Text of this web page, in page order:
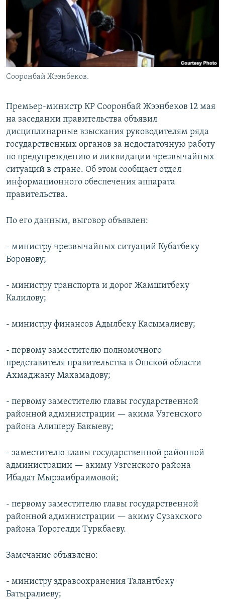
Сооронбай Жээнбеков.
Премьер-министр КР Сооронбай Жээнбеков 12 мая
на заседании правительства объявил
дисциплинарные взыскания руководителям ряда
государственных органов за недостаточную работу
по предупреждению и ликвидации чрезвычайных
ситуаций в стране. Об этом сообщает отдел
информационного обеспечения аппарата
правительства.
По его данным, выговор объявлен:
- министру чрезвычайных ситуаций Кубатбеку
Боронову;
- министру транспорта и дорог Жамшитбеку
Калилову;
- министру финансов Адылбеку Касымалиеву;
- первому заместителю полномочного
представителя правительства в Ошской области
Ахмаджану Махамадову;
- первому заместителю главы государственной
районной администрации — акима Узгенского
района Алишеру Бакыеву;
- заместителю главы государственной районной
администрации — акиму Узгенского района
Ибадат Мырзаибраимовой;
- первому заместителю главы государственной
районной администрации — акиму Сузакского
района Торогелди Туркбаеву.
Замечание объявлено:
- министру здравоохранения Талантбеку
Батыралиеву;